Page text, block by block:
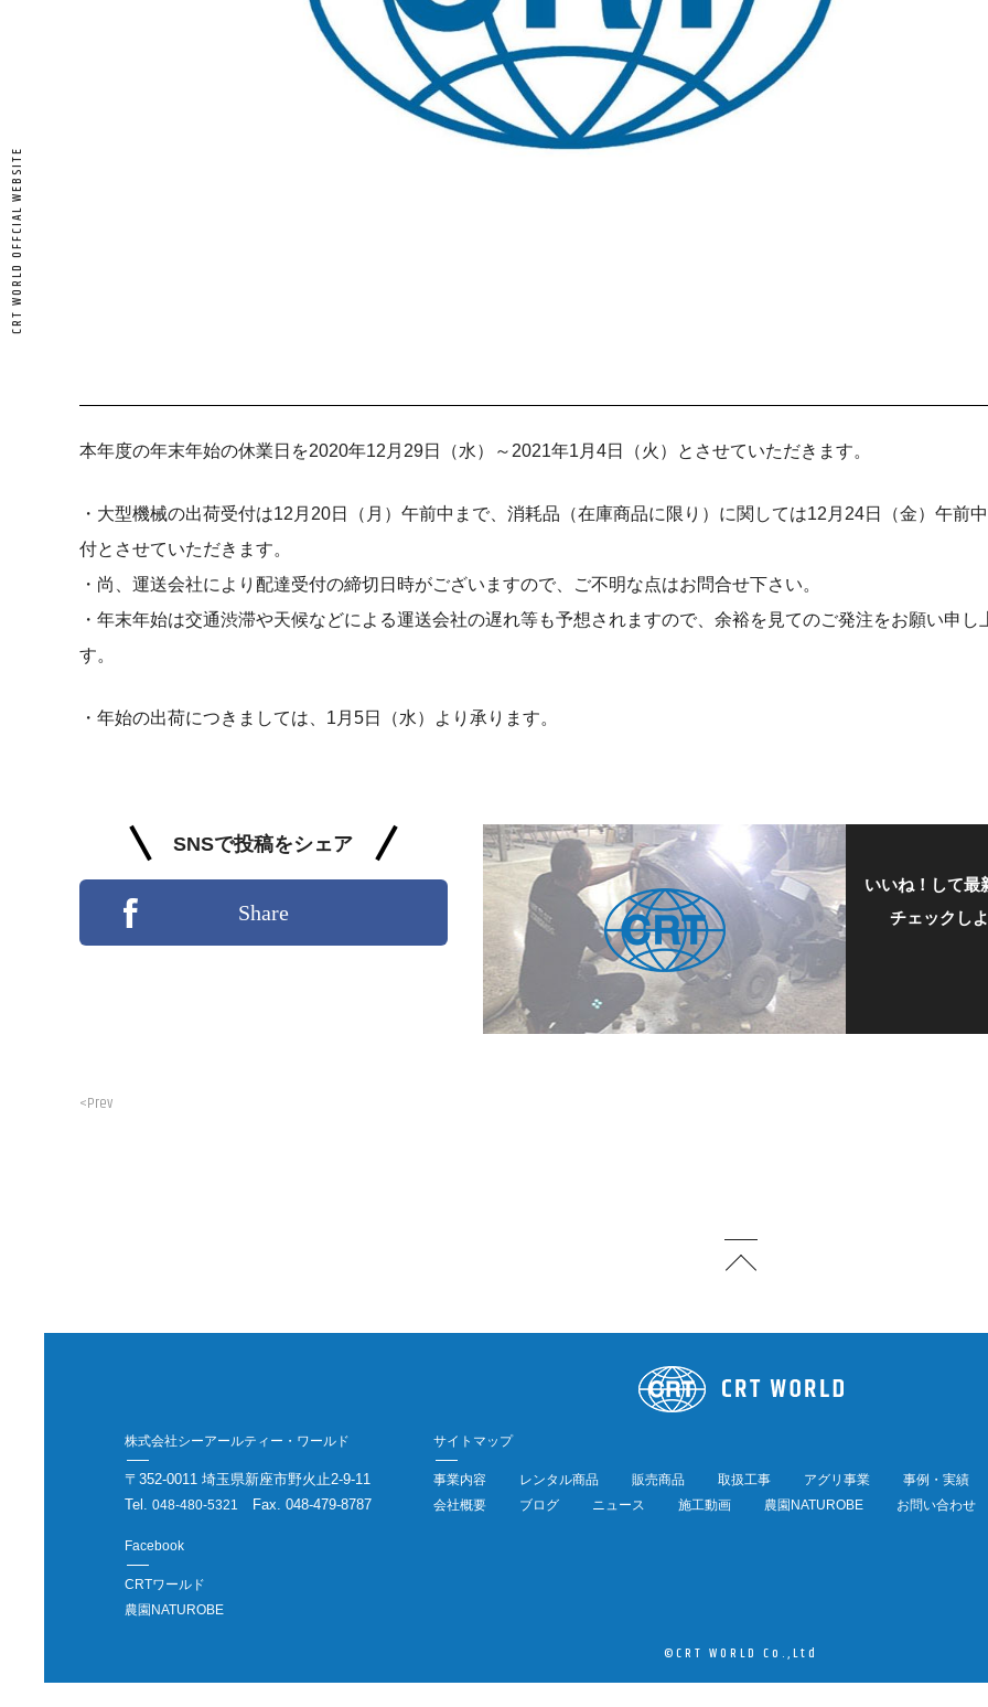
本年度の年末年始の休業日を2020年12月29日（水）～2021年1月4日（火）とさせていただきます。
・大型機械の出荷受付は12月20日（月）午前中まで、消耗品（在庫商品に限り）に関しては12月24日（金）午前
付とさせていただきます。
・尚、運送会社により配達受付の締切日時がございますので、ご不明な点はお問合せ下さい。
・年末年始は交通渋滞や天候などによる運送会社の遅れ等も予想されますので、余裕を見てのご発注をお願い申し
す。
・年始の出荷につきましては、1月5日（水）より承ります。
SNSで投稿をシェア
Share
いいね！して最
チェックしよ
<Prev
株式会社シーアールティー・ワールド
〒352-0011 埼玉県新座市野火止2-9-11
Tel.048-480-5321 Fax. 048-479-8787
サイトマップ
事業内容 レンタル商品 販売商品 取扱工事 アグリ事業 事例・実績
会社概要
ブログ ニュース 施工動画 農園NATUROBE お問い合わせ
Facebook
CRTワールド
農園NATUROBE
©CRT WORLD Co.,Ltd